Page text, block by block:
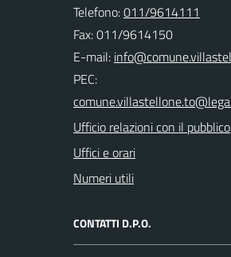
Telefono:011/9614111
Fax: 011/9614150
E-mail:
PEC:
Ufficio relazioni con il pubblico
Uffici e orari
Numeri utili
CONTATTI D.P.O.